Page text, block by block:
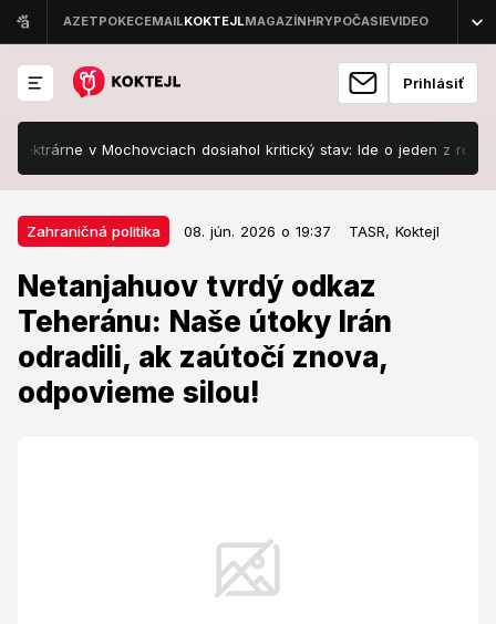
Prihlásiť
v Mochovciach dosiahol kritický stav: Ide o jeden z
Zahraničná politika 08. jún. 2026 o 19:37 TASR, Koktejl
Netanjahuov tvrdý odkaz
Teheránu: Naše útoky Irán
odradili, ak zaútočí znova,
odpovieme silou!
Zahraničná politika 08. jún. 2026 o 19:37
Netanjahuov tvrdý odkaz
Teheránu: Naše útoky Irán
odradili, ak zaútočí znova,
odpovieme silou!